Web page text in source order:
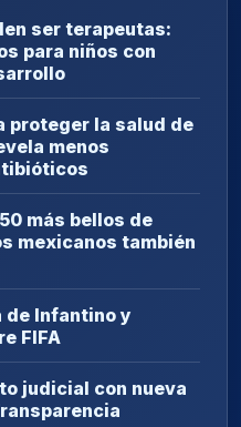
ser terapeutas:
para niños con
proteger la salud de
menos
más bellos de
mexicanos también
de Infantino y
FIFA
judicial con nueva